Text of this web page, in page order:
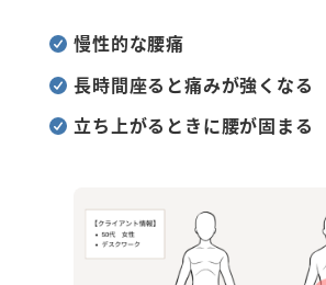
慢性的な腰痛
長時間座ると痛みが強くなる
立ち上がるときに腰が固まる